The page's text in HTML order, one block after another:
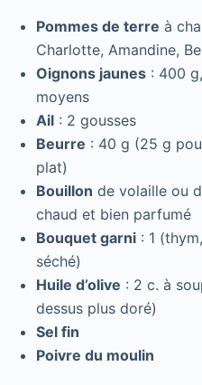
Pommes de terre à
Charlotte, Amandine,
Oignons jaunes : 400
moyens
Ail : 2 gousses
Beurre : 40 g (25 g
plat)
Bouillon de volaille ou
chaud et bien parfumé
Bouquet garni : 1
séché)
Huile d’olive : 2 c. à
dessus plus doré)
Sel fin
Poivre du moulin